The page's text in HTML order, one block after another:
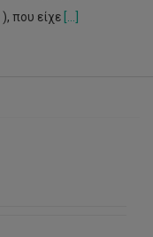
), που είχε